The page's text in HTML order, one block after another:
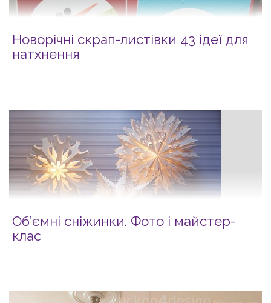
Новорічні скрап-листівки 43 ідеї для
натхнення
Об’ємні сніжинки. Фото і майcтер-
клас